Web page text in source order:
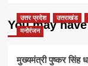
You may
उत्तर प्रदेश उत्तराखंड
मनोरंजन
मुख्यमंत्री पुष्कर सिंह